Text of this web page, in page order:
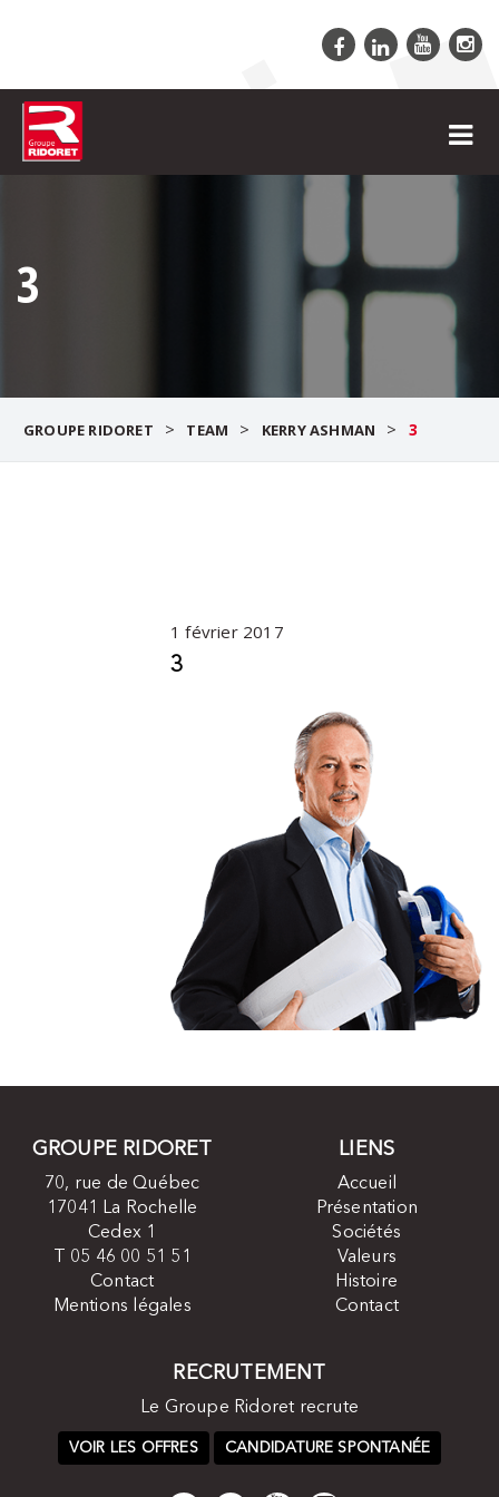
3
GROUPE RIDORET > TEAM > KERRY ASHMAN > 3
1 février 2017
3
GROUPE RIDORET
70, rue de Québec
17041 La Rochelle
Cedex 1
T 05 46 00 51 51
Contact
Mentions légales
LIENS
Accueil
Présentation
Sociétés
Valeurs
Histoire
Contact
RECRUTEMENT
Le Groupe Ridoret recrute
VOIR LES OFFRES CANDIDATURE SPONTANÉE